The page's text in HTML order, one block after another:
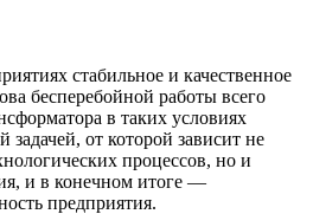
стабильное и качественное
бесперебойной работы всего
в таких условиях
задачей, от которой зависит не
процессов, но и
и в конечном итоге —
предприятия.